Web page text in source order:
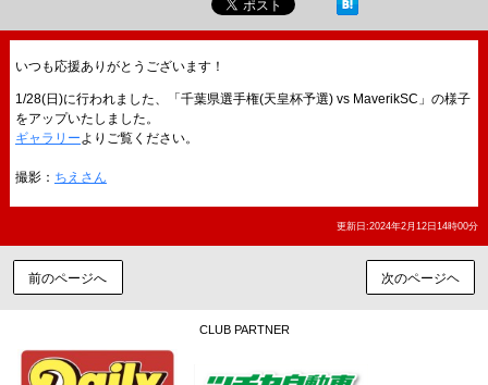
いつも応援ありがとうございます！
1/28(日)に行われました、「千葉県選手権(天皇杯予選) vs MaverikSC」の様子
をアップいたしました。
ギャラリーよりご覧ください。
撮影： ちえさん
更新日:2024年2月12日14時00分
前のページへ 次のページヘ
CLUB PARTNER